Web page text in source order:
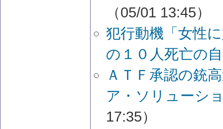
（05/01 13:45）
犯行動機「女性
の１０人死亡の
ＡＴＦ承認の銃
ア・ソリューシ
17:35）